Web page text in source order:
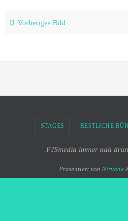
Vorheriges Bild
STAGES RESTLICHE
FJSmedia immer nah
Präsentiert von Nirvana